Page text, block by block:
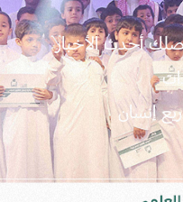
أحدث الأخبار
إنسان